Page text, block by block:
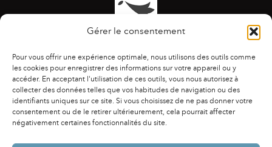
Gérer le consentement
Pour vous offrir une expérience optimale, nous utilisons des outils comme
les cookies pour enregistrer des informations sur votre appareil ou y
accéder. En acceptant l'utilisation de ces outils, vous nous autorisez à
collecter des données telles que vos habitudes de navigation ou des
identifiants uniques sur ce site. Si vous choisissez de ne pas donner votre
consentement ou de le retirer ultérieurement, cela pourrait affecter
négativement certaines fonctionnalités du site.
ACCESSIBILITÉ | AGENDA | ASSOCIATIONS
|
CONTACTS
PUBLICATIONS | ESPACE PRESSE